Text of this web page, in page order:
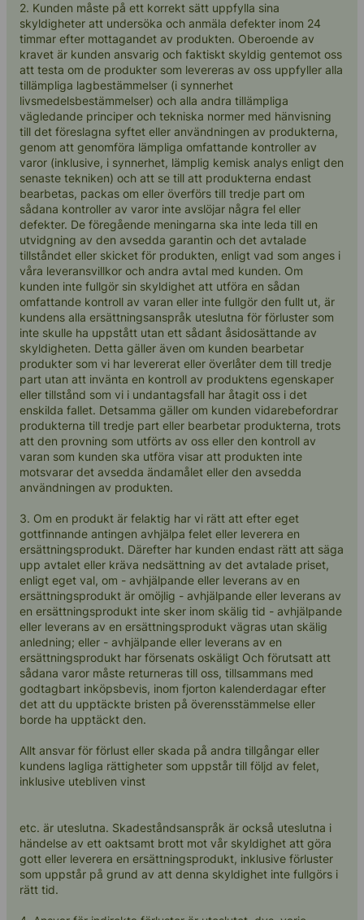
2. Kunden måste på ett korrekt sätt uppfylla sina
skyldigheter att undersöka och anmäla defekter inom 24
timmar efter mottagandet av produkten. Oberoende av
kravet är kunden ansvarig och faktiskt skyldig gentemot oss
att testa om de produkter som levereras av oss uppfyller alla
tillämpliga lagbestämmelser (i synnerhet
livsmedelsbestämmelser) och alla andra tillämpliga
vägledande principer och tekniska normer med hänvisning
till det föreslagna syftet eller användningen av produkterna,
genom att genomföra lämpliga omfattande kontroller av
varor (inklusive, i synnerhet, lämplig kemisk analys enligt den
senaste tekniken) och att se till att produkterna endast
bearbetas, packas om eller överförs till tredje part om
sådana kontroller av varor inte avslöjar några fel eller
defekter. De föregående meningarna ska inte leda till en
utvidgning av den avsedda garantin och det avtalade
tillståndet eller skicket för produkten, enligt vad som anges i
våra leveransvillkor och andra avtal med kunden. Om
kunden inte fullgör sin skyldighet att utföra en sådan
omfattande kontroll av varan eller inte fullgör den fullt ut, är
kundens alla ersättningsanspråk uteslutna för förluster som
inte skulle ha uppstått utan ett sådant åsidosättande av
skyldigheten. Detta gäller även om kunden bearbetar
produkter som vi har levererat eller överlåter dem till tredje
part utan att invänta en kontroll av produktens egenskaper
eller tillstånd som vi i undantagsfall har åtagit oss i det
enskilda fallet. Detsamma gäller om kunden vidarebefordrar
produkterna till tredje part eller bearbetar produkterna, trots
att den provning som utförts av oss eller den kontroll av
varan som kunden ska utföra visar att produkten inte
motsvarar det avsedda ändamålet eller den avsedda
användningen av produkten.
3. Om en produkt är felaktig har vi rätt att efter eget
gottfinnande antingen avhjälpa felet eller leverera en
ersättningsprodukt. Därefter har kunden endast rätt att säga
upp avtalet eller kräva nedsättning av det avtalade priset,
enligt eget val, om - avhjälpande eller leverans av en
ersättningsprodukt är omöjlig - avhjälpande eller leverans av
en ersättningsprodukt inte sker inom skälig tid - avhjälpande
eller leverans av en ersättningsprodukt vägras utan skälig
anledning; eller - avhjälpande eller leverans av en
ersättningsprodukt har försenats oskäligt Och förutsatt att
sådana varor måste returneras till oss, tillsammans med
godtagbart inköpsbevis, inom fjorton kalenderdagar efter
det att du upptäckte bristen på överensstämmelse eller
borde ha upptäckt den.
Allt ansvar för förlust eller skada på andra tillgångar eller
kundens lagliga rättigheter som uppstår till följd av felet,
inklusive utebliven vinst
etc. är uteslutna. Skadeståndsanspråk är också uteslutna i
händelse av ett oaktsamt brott mot vår skyldighet att göra
gott eller leverera en ersättningsprodukt, inklusive förluster
som uppstår på grund av att denna skyldighet inte fullgörs i
rätt tid.